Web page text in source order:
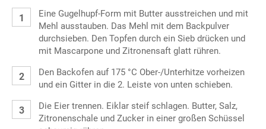
Eine Gugelhupf-Form mit Butter ausstreichen und mit
Mehl ausstauben. Das Mehl mit dem Backpulver
durchsieben. Den Topfen durch ein Sieb drücken und
mit Mascarpone und Zitronensaft glatt rühren.
Den Backofen auf 175 °C Ober-/Unterhitze vorheizen
und ein Gitter in die 2. Leiste von unten schieben.
Die Eier trennen. Eiklar steif schlagen. Butter, Salz,
Zitronenschale und Zucker in einer großen Schüssel